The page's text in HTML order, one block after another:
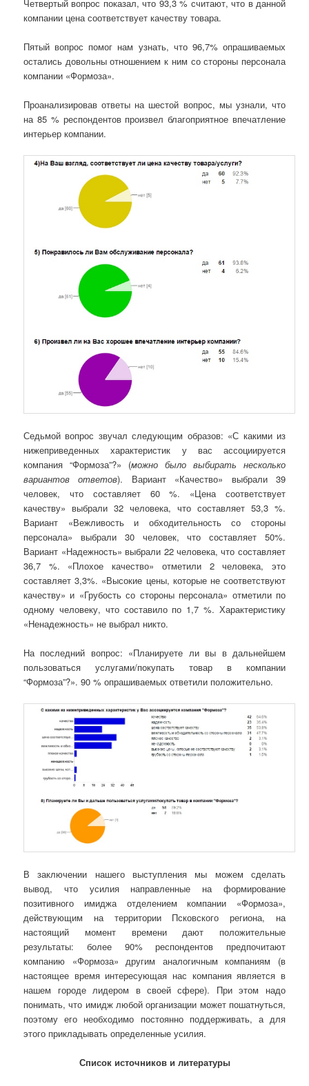
Четвертый вопрос показал, что 93,3 % считают, что в данной
компании цена соответствует качеству товара.
Пятый вопрос помог нам узнать, что 96,7% опрашиваемых
остались довольны отношением к ним со стороны персонала
компании «Формоза».
Проанализировав ответы на шестой вопрос, мы узнали, что
на 85 % респондентов произвел благоприятное впечатление
интерьер компании.
Седьмой вопрос звучал следующим образов: «С какими из
нижеприведенных характеристик у вас ассоциируется
компания “Формоза”?» (можно было выбирать несколько
вариантов ответов). Вариант «Качество» выбрали 39
человек, что составляет 60 %. «Цена соответствует
качеству» выбрали 32 человека, что составляет 53,3 %.
Вариант «Вежливость и обходительность со стороны
персонала» выбрали 30 человек, что составляет 50%.
Вариант «Надежность» выбрали 22 человека, что составляет
36,7 %. «Плохое качество» отметили 2 человека, это
составляет 3,3%. «Высокие цены, которые не соответствуют
качеству» и «Грубость со стороны персонала» отметили по
одному человеку, что составило по 1,7 %. Характеристику
«Ненадежность» не выбрал никто.
На последний вопрос: «Планируете ли вы в дальнейшем
пользоваться услугами/покупать товар в компании
“Формоза”?». 90 % опрашиваемых ответили положительно.
В заключении нашего выступления мы можем сделать
вывод, что усилия направленные на формирование
позитивного имиджа отделением компании «Формоза»,
действующим на территории Псковского региона, на
настоящий момент времени дают положительные
результаты: более 90% респондентов предпочитают
компанию «Формоза» другим аналогичным компаниям (в
настоящее время интересующая нас компания является в
нашем городе лидером в своей сфере). При этом надо
понимать, что имидж любой организации может пошатнуться,
поэтому его необходимо постоянно поддерживать, а для
этого прикладывать определенные усилия.
Список источников и литературы